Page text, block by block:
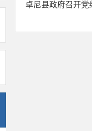
卓尼县政府召开党